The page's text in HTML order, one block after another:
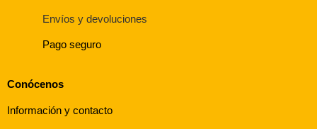
Envíos y devoluciones
Pago seguro
Conócenos
Información y contacto